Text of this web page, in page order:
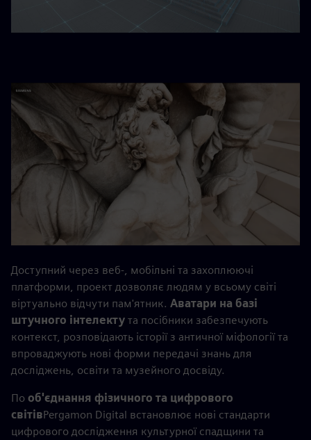
Доступний через веб-, мобільні та захоплюючі
платформи, проект дозволяє людям у всьому світі
віртуально відчути пам'ятник. Аватари на базі
штучного інтелекту та посібники забезпечують
контекст, розповідають історії з античної міфології та
впроваджують нові форми передачі знань для
досліджень, освіти та музейного досвіду.
По об'єднання фізичного та цифрового
світівPergamon Digital встановлює нові стандарти
цифрового дослідження культурної спадщини та